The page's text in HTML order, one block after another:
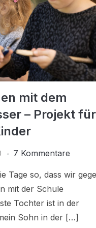
mit dem
– Projekt für
7 Kommentare
Tage so, dass wir
mit der Schule
Tochter ist in der
Sohn in der […]